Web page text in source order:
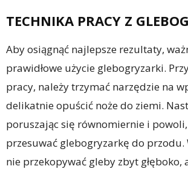
TECHNIKA PRACY Z
Aby osiągnąć najlepsze rezultaty,
prawidłowe użycie glebogryzarki.
pracy, należy trzymać narzędzie na
delikatnie opuścić noże do ziemi.
poruszając się równomiernie i
przesuwać glebogryzarkę do przodu.
nie przekopywać gleby zbyt głęboko,